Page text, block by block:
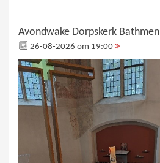
Avondwake Dorpskerk Bathmen
26-08-2026 om 19:00